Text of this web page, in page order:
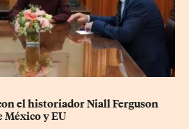
el historiador Niall Ferguson
México y EU